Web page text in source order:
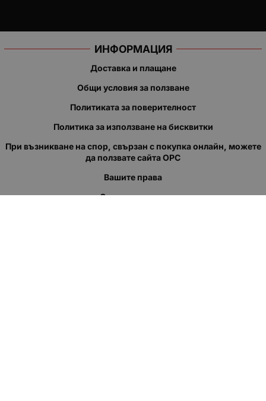
ИНФОРМАЦИЯ
Доставка и плащане
Общи условия за ползване
Политиката за поверителност
Политика за използване на бисквитки
При възникване на спор, свързан с покупка онлайн, можете
да ползвате сайта ОРС
Вашите права
Отказ от сделка